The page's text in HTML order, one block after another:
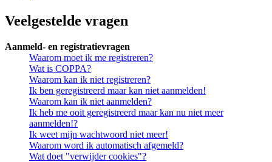
Veelgestelde vragen
Aanmeld- en registratievragen
Waarom moet ik me registreren?
Wat is COPPA?
Waarom kan ik niet registreren?
Ik ben geregistreerd maar kan niet aanmelden!
Waarom kan ik niet aanmelden?
Ik heb me ooit geregistreerd maar kan nu niet meer
aanmelden!?
Ik weet mijn wachtwoord niet meer!
Waarom word ik automatisch afgemeld?
Wat doet "verwijder cookies"?